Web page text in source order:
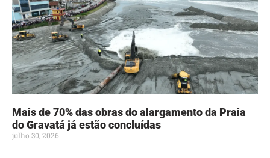
Mais de 70% das obras do alargamento da Praia
do Gravatá já estão concluídas
julho 30, 2026